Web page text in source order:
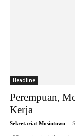
Headline
Perempuan,
Kerja
Sekretariat Mosintuwu -